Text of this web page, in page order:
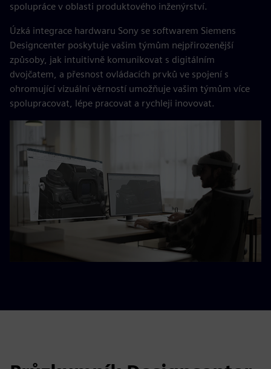
spolupráce v oblasti produktového inženýrství.
Úzká integrace hardwaru Sony se softwarem Siemens
Designcenter poskytuje vašim týmům nejpřirozenější
způsoby, jak intuitivně komunikovat s digitálním
dvojčatem, a přesnost ovládacích prvků ve spojení s
ohromující vizuální věrností umožňuje vašim týmům více
spolupracovat, lépe pracovat a rychleji inovovat.